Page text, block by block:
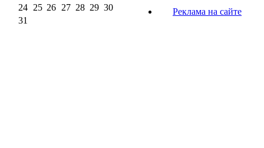
24 25 26 27 28 29 30
31
Реклама на сайте